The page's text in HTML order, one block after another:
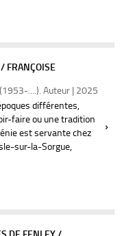
FRANÇOISE
....). Auteur | 2025
différentes,
faire ou une tradition
est servante chez
sur-la-Sorgue,
DE FENLEY /